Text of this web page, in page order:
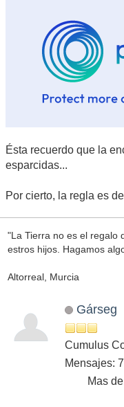
Ésta recuerdo que la
esparcidas...
Por cierto, la regla es
"La Tierra no es el regalo
estros hijos. Hagamos
Altorreal, Murcia
Gárseg
Cumulus
Mensajes:
Mas